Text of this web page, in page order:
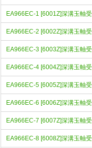
EA966EC-1 [6001Z]深溝玉軸受
EA966EC-2 [6002Z]深溝玉軸受
EA966EC-3 [6003Z]深溝玉軸受
EA966EC-4 [6004Z]深溝玉軸受
EA966EC-5 [6005Z]深溝玉軸受
EA966EC-6 [6006Z]深溝玉軸受
EA966EC-7 [6007Z]深溝玉軸受
EA966EC-8 [6008Z]深溝玉軸受